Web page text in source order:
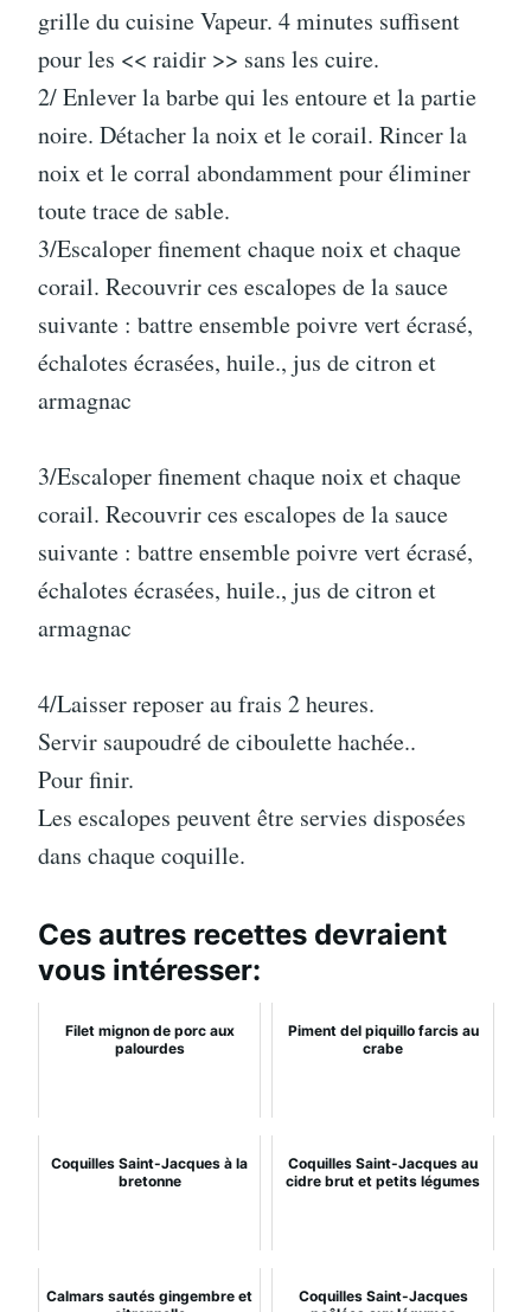
grille du cuisine Vapeur. 4 minutes suffisent
pour les << raidir >> sans les cuire.
2/ Enlever la barbe qui les entoure et la partie
noire. Détacher la noix et le corail. Rincer la
noix et le corral abondamment pour éliminer
toute trace de sable.
3/Escaloper finement chaque noix et chaque
corail. Recouvrir ces escalopes de la sauce
suivante : battre ensemble poivre vert écrasé,
échalotes écrasées, huile., jus de citron et
armagnac
3/Escaloper finement chaque noix et chaque
corail. Recouvrir ces escalopes de la sauce
suivante : battre ensemble poivre vert écrasé,
échalotes écrasées, huile., jus de citron et
armagnac
4/Laisser reposer au frais 2 heures.
Servir saupoudré de ciboulette hachée..
Pour finir.
Les escalopes peuvent être servies disposées
dans chaque coquille.
Ces autres recettes devraient
vous intéresser:
Filet mignon de porc aux
palourdes
Piment del piquillo farcis au
crabe
Coquilles Saint-Jacques à la
bretonne
Coquilles Saint-Jacques au
cidre brut et petits légumes
Calmars sautés gingembre et
Coquilles Saint-Jacques